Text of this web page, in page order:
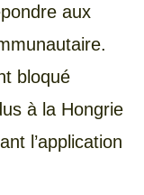
aux
bloqué
à la Hongrie
l’application